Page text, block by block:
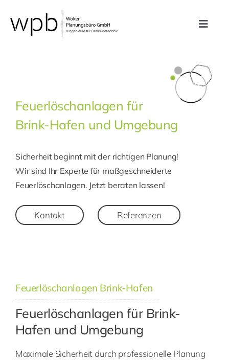
Inhalt
springen
Toggle
Unternehmen
Karriere
Kontakt
Feuerlöschanlagen für
Brink-Hafen und Umgebung
Sicherheit beginnt mit der richtigen Planung!
Wir sind Ihr Experte für maßgeschneiderte
Feuerlöschanlagen. Jetzt beraten lassen!
Kontakt Referenzen
Feuerlöschanlagen Brink-Hafen
Feuerlöschanlagen für Brink-
Hafen und Umgebung
Maximale Sicherheit durch professionelle Planung